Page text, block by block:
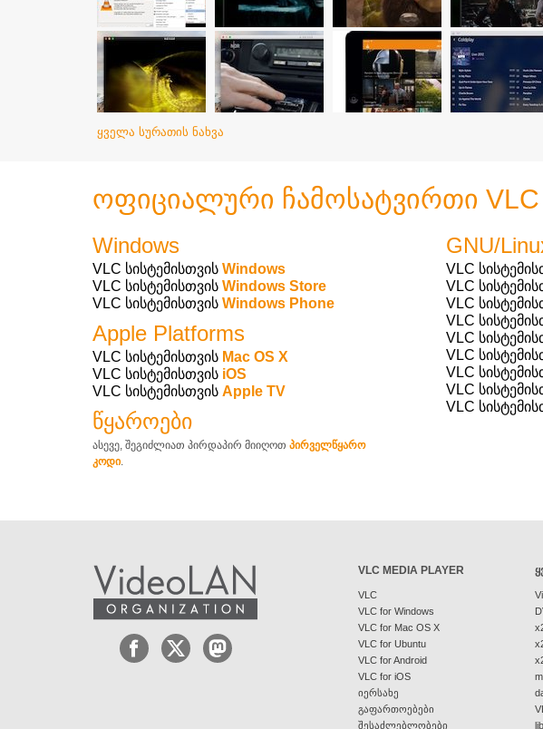
ᲧᲕᲔᲚᲐ ᲡᲣᲠᲐᲗᲘᲡ ᲜᲐᲮᲕᲐ
ოფიციალური ჩამოსატვირთი VLC
Windows
VLC სისტემისთვის Windows
VLC სისტემისთვის Windows Store
VLC სისტემისთვის Windows Phone
Apple Platforms
VLC სისტემისთვის Mac OS X
VLC სისტემისთვის iOS
VLC სისტემისთვის Apple TV
წყაროები
ასევე, შეგიძლიათ პირდაპირ მიიღოთ პირველწყარო
კოდი.
GNU/
VLC
VLC
VLC
VLC
VLC
VLC
VLC
VLC
VLC
VLC MEDIA PLAYER
VLC
VLC for Windows
VLC for Mac OS X
VLC for Ubuntu
VLC for Android
VLC for iOS
იერსახე
გაფართოებები
შესაძლებლობები